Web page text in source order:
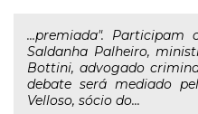
...premiada".
Saldanha Palheiro,
Bottini, advogado
debate será mediado
Velloso, sócio do...